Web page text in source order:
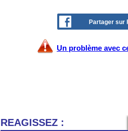
Partager sur
Un problème avec
REAGISSEZ :